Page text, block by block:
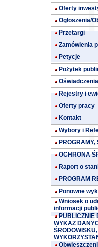
Oferty
Ogłoszenia/
Przetargi
Zamówienia
Petycje
Pożytek
Rejestry i
Oferty pracy
Kontakt
Wybory i
PROGRAMY,
OCHRONA
Raport o
PROGRAM
Ponowne
Wniosek o
informacji
PUBLICZNIE
WYKAZ